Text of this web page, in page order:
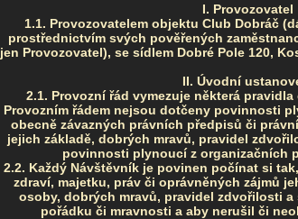
I. Provozovatel
1.1. Provozovatelem objektu Club Dobráč
prostřednictvím svých pověřených
jen Provozovatel), se sídlem Dobré Pole 120,
II. Úvodní
2.1. Provozní řád vymezuje některá
Provozním řádem nejsou dotčeny povinnosti
obecně závazných právních předpisů či
jejich základě, dobrých mravů, pravidel
povinnosti plynoucí z organizačních
2.2. Každý Návštěvník je povinen počínat si
zdraví, majetku, práv či oprávněných zájmů
osoby, dobrých mravů, pravidel zdvořilosti
pořádku či mravnosti a aby nerušil či